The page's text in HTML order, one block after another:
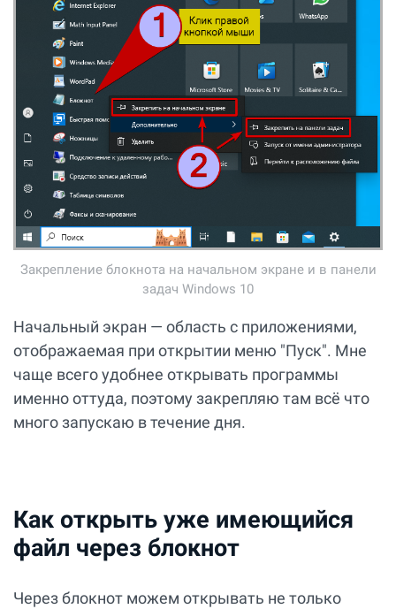
Закрепление блокнота на начальном экране и в панели
задач Windows 10
Начальный экран — область с приложениями,
отображаемая при открытии меню "Пуск". Мне
чаще всего удобнее открывать программы
именно оттуда, поэтому закрепляю там всё что
много запускаю в течение дня.
Как открыть уже имеющийся
файл через блокнот
Через блокнот можем открывать не только